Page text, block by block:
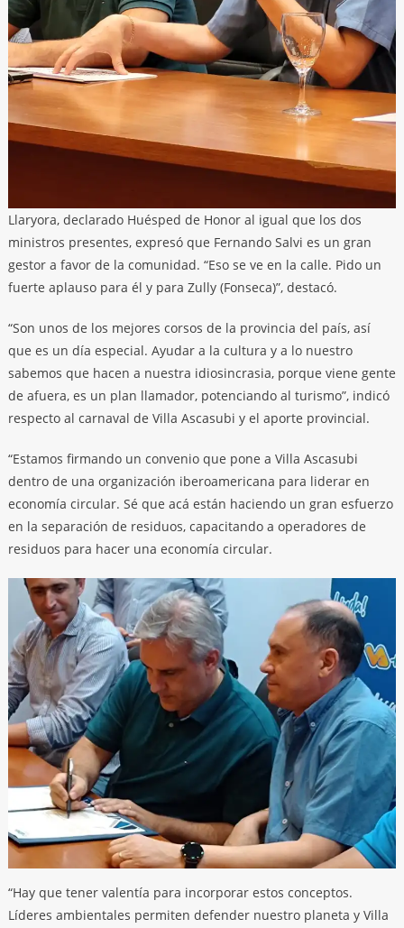
Llaryora, declarado Huésped de Honor al igual que los dos
ministros presentes, expresó que Fernando Salvi es un gran
gestor a favor de la comunidad. “Eso se ve en la calle. Pido un
fuerte aplauso para él y para Zully (Fonseca)”, destacó.
“Son unos de los mejores corsos de la provincia del país, así
que es un día especial. Ayudar a la cultura y a lo nuestro
sabemos que hacen a nuestra idiosincrasia, porque viene gente
de afuera, es un plan llamador, potenciando al turismo”, indicó
respecto al carnaval de Villa Ascasubi y el aporte provincial.
“Estamos firmando un convenio que pone a Villa Ascasubi
dentro de una organización iberoamericana para liderar en
economía circular. Sé que acá están haciendo un gran esfuerzo
en la separación de residuos, capacitando a operadores de
residuos para hacer una economía circular.
“Hay que tener valentía para incorporar estos conceptos.
Líderes ambientales permiten defender nuestro planeta y Villa